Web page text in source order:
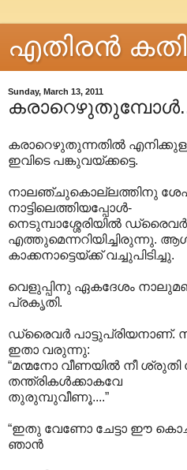
എതിരന്‍
Sunday, March 13, 2011
കരാറെഴുതുന്നതിൽ
ഇവിടെ പങ്കുവയ്ക്കട്ടെ.
നാലഞ്ചുകൊല്ലത്തിനു
നാട്ടിലെത്തിയപ്പോൾ-
നെടുമ്പാശ്ശേരിയിൽ ഡ്രൈവർ
എത്തുമെന്നറിയിച്ചിരുന്നു.
കാക്കനാട്ടെയ്ക്ക് വച്ചുപിടിച്ചു.
വെളുപ്പിനു ഏകദേശം
പ്രകൃതി.
ഡ്രൈവർ പാട്ടുപ്രിയനാണ്.
ഇതാ വരുന്നു:
“മന്മനോ വീണയിൽ നീ
തന്ത്രികൾക്കാകവേ
തുരുമ്പുവീണൂ....”
“ഇതു വേണോ ചേട്ടാ ഈ കൊച്ചു
ഞാൻ